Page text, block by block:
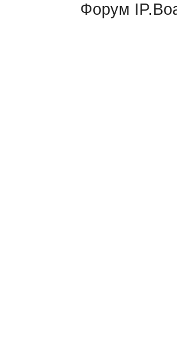
Форум